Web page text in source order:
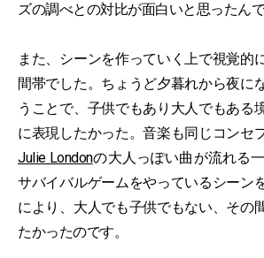
ズの調べとの対比が面白いと思ったんで
また、シーンを作っていく上で視覚的
間帯でした。ちょうど夕暮れから夜に
うことで、子供でもあり大人でもある
に表現したかった。音楽も同じコンセ
Julie Londonの大人っぽい曲が流れる
サバイバルゲームをやっているシーン
により、大人でも子供でもない、その
たかったのです。